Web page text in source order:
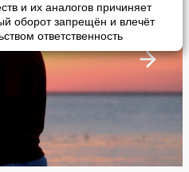
и их аналогов причиняет
оборот запрещён и влечёт
ответственность